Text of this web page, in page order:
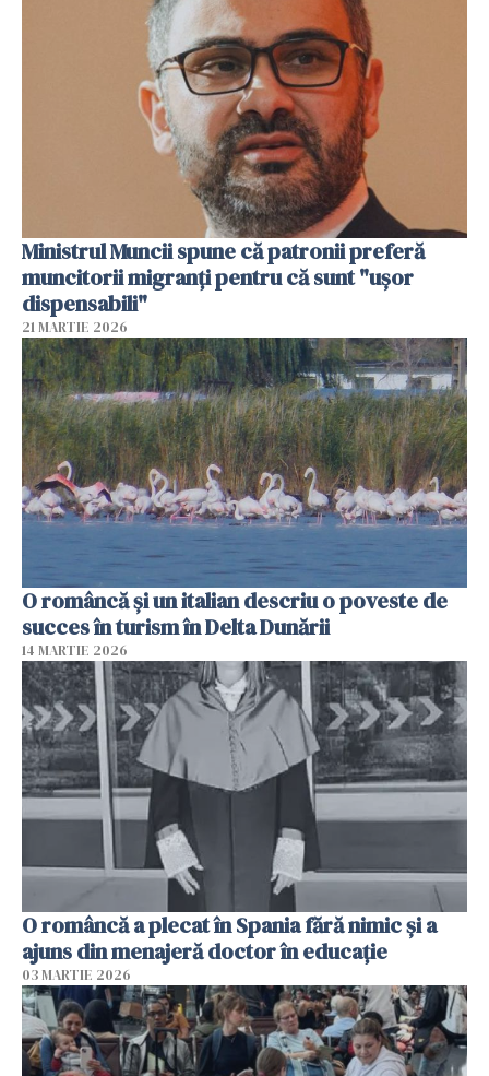
Ministrul Muncii spune că patronii preferă
muncitorii migranți pentru că sunt "uşor
dispensabili"
21 MARTIE 2026
O româncă și un italian descriu o poveste de
succes în turism în Delta Dunării
14 MARTIE 2026
O româncă a plecat în Spania fără nimic și a
ajuns din menajeră doctor în educație
03 MARTIE 2026